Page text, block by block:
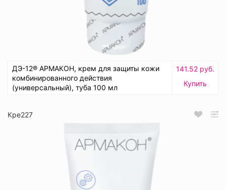
ДЭ-12® АРМАКОН, крем для защиты кожи
комбинированного действия
(универсальный), туба 100 мл
141.52 руб.
Купить
Кре227